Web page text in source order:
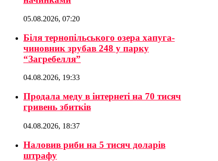
05.08.2026, 07:20
Біля тернопільського озера хапуга-
чиновник зрубав 248 у парку
“Загребелля”
04.08.2026, 19:33
Продала меду в інтернеті на 70 тисяч
гривень збитків
04.08.2026, 18:37
Наловив риби на 5 тисяч доларів
штрафу